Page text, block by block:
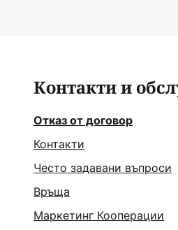
Контакти и
Отказ от договор
Контакти
Често задавани въпроси
Връща
Маркетинг Кооперации